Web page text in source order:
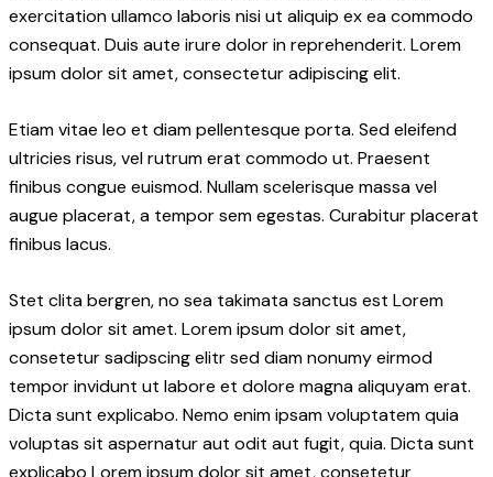
exercitation ullamco laboris nisi ut aliquip ex ea commodo
consequat. Duis aute irure dolor in reprehenderit. Lorem
ipsum dolor sit amet, consectetur adipiscing elit.
Etiam vitae leo et diam pellentesque porta. Sed eleifend
ultricies risus, vel rutrum erat commodo ut. Praesent
finibus congue euismod. Nullam scelerisque massa vel
augue placerat, a tempor sem egestas. Curabitur placerat
finibus lacus.
Stet clita bergren, no sea takimata sanctus est Lorem
ipsum dolor sit amet. Lorem ipsum dolor sit amet,
consetetur sadipscing elitr sed diam nonumy eirmod
tempor invidunt ut labore et dolore magna aliquyam erat.
Dicta sunt explicabo. Nemo enim ipsam voluptatem quia
voluptas sit aspernatur aut odit aut fugit, quia. Dicta sunt
explicabo Lorem ipsum dolor sit amet, consetetur